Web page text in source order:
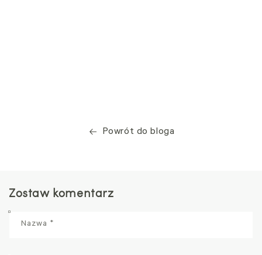
Powrót do bloga
Zostaw komentarz
Nazwa *